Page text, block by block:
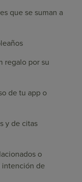
que se suman a
regalo por su
de tu app o
y de citas
o
intención de